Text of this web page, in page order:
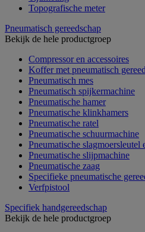
Topografische meter
Pneumatisch gereedschap
Bekijk de hele productgroep
Compressor en accessoires
Koffer met pneumatisch
Pneumatisch mes
Pneumatisch spijkermachine
Pneumatische hamer
Pneumatische klinkhamers
Pneumatische ratel
Pneumatische schuurmachine
Pneumatische slagmoersleutel
Pneumatische slijpmachine
Pneumatische zaag
Specifieke pneumatische
Verfpistool
Specifiek handgereedschap
Bekijk de hele productgroep